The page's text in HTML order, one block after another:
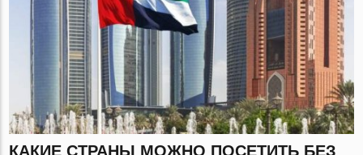
КАКИЕ СТРАНЫ МОЖНО ПОСЕТИТЬ БЕЗ